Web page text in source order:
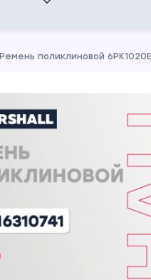
Ремень поликлиновой